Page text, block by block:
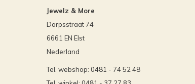
Jewelz & More
Dorpsstraat 74
6661 EN Elst
Nederland
Tel. webshop: 0481 - 74 52 48